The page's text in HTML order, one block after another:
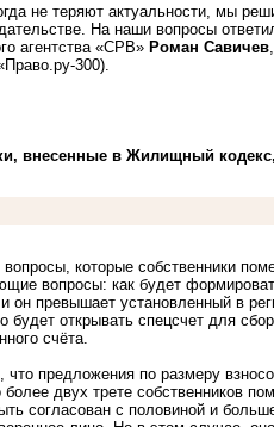
не теряют актуальности, мы
На наши вопросы
агентства «СРВ» Роман Савичев
300).
внесенные в Жилищный
которые собственники
вопросы: как будет
он превышает установленный в
открывать спецсчет для
счёта.
что предложения по размеру
двух трете собственников
согласован с половиной и